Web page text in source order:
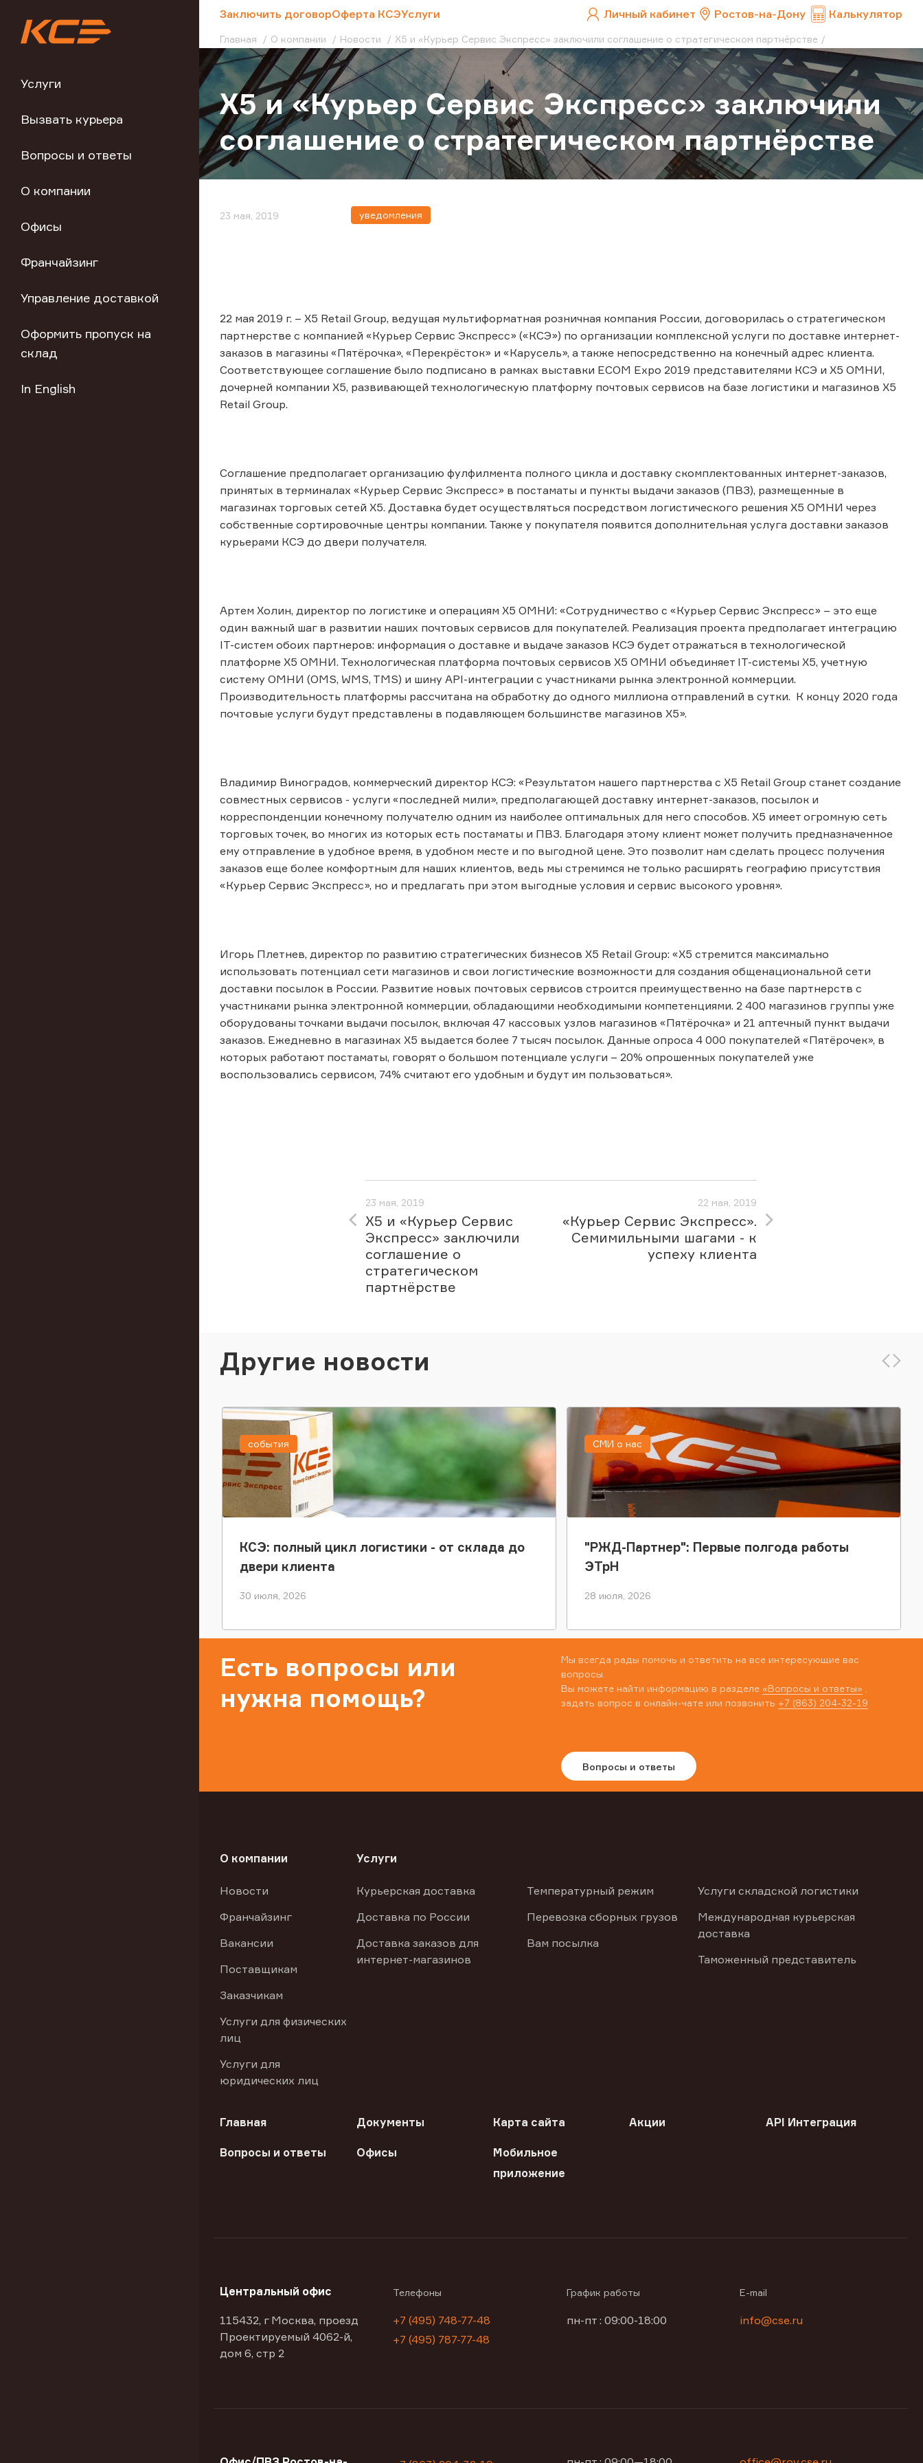
Услуги
Вызвать курьера
Вопросы и ответы
О компании
Офисы
Франчайзинг
Управление доставкой
Оформить пропуск на
склад
In English
Заключить договорОферта КСЭУслуги Личный кабинет Ростов-на-Дону Калькулятор
Главная О компании Новости X5 и «Курьер Сервис Экспресс» заключили соглашение о стратегическом партнёрстве
X5 и «Курьер Сервис Экспресс» заключили
соглашение о стратегическом партнёрстве
23 мая, 2019 уведомления
22 мая 2019 г. – X5 Retail Group, ведущая мультиформатная розничная компания России, договорилась о стратегическом
партнерстве с компанией «Курьер Сервис Экспресс» («КСЭ») по организации комплексной услуги по доставке интернет-
заказов в магазины «Пятёрочка», «Перекрёсток» и «Карусель», а также непосредственно на конечный адрес клиента.
Соответствующее соглашение было подписано в рамках выставки ECOM Expo 2019 представителями КСЭ и Х5 ОМНИ,
дочерней компании X5, развивающей технологическую платформу почтовых сервисов на базе логистики и магазинов X5
Retail Group.
Соглашение предполагает организацию фулфилмента полного цикла и доставку скомплектованных интернет-заказов,
принятых в терминалах «Курьер Сервис Экспресс» в постаматы и пункты выдачи заказов (ПВЗ), размещенные в
магазинах торговых сетей X5. Доставка будет осуществляться посредством логистического решения Х5 ОМНИ через
собственные сортировочные центры компании. Также у покупателя появится дополнительная услуга доставки заказов
курьерами КСЭ до двери получателя.
Артем Холин, директор по логистике и операциям Х5 ОМНИ: «Сотрудничество с «Курьер Сервис Экспресс» – это еще
один важный шаг в развитии наших почтовых сервисов для покупателей. Реализация проекта предполагает интеграцию
IT-систем обоих партнеров: информация о доставке и выдаче заказов КСЭ будет отражаться в технологической
платформе X5 ОМНИ. Технологическая платформа почтовых сервисов Х5 ОМНИ объединяет IT-системы Х5, учетную
систему ОМНИ (OMS, WMS, TMS) и шину API-интеграции с участниками рынка электронной коммерции.
Производительность платформы рассчитана на обработку до одного миллиона отправлений в сутки. К концу 2020 года
почтовые услуги будут представлены в подавляющем большинстве магазинов Х5».
Владимир Виноградов, коммерческий директор КСЭ: «Результатом нашего партнерства с X5 Retail Group станет создание
совместных сервисов - услуги «последней мили», предполагающей доставку интернет-заказов, посылок и
корреспонденции конечному получателю одним из наиболее оптимальных для него способов. Х5 имеет огромную сеть
торговых точек, во многих из которых есть постаматы и ПВЗ. Благодаря этому клиент может получить предназначенное
ему отправление в удобное время, в удобном месте и по выгодной цене. Это позволит нам сделать процесс получения
заказов еще более комфортным для наших клиентов, ведь мы стремимся не только расширять географию присутствия
«Курьер Сервис Экспресс», но и предлагать при этом выгодные условия и сервис высокого уровня».
Игорь Плетнев, директор по развитию стратегических бизнесов X5 Retail Group: «X5 стремится максимально
использовать потенциал сети магазинов и свои логистические возможности для создания общенациональной сети
доставки посылок в России. Развитие новых почтовых сервисов строится преимущественно на базе партнерств с
участниками рынка электронной коммерции, обладающими необходимыми компетенциями. 2 400 магазинов группы уже
оборудованы точками выдачи посылок, включая 47 кассовых узлов магазинов «Пятёрочка» и 21 аптечный пункт выдачи
заказов. Ежедневно в магазинах Х5 выдается более 7 тысяч посылок. Данные опроса 4 000 покупателей «Пятёрочек», в
которых работают постаматы, говорят о большом потенциале услуги – 20% опрошенных покупателей уже
воспользовались сервисом, 74% считают его удобным и будут им пользоваться».
23 мая, 2019
X5 и «Курьер Сервис
Экспресс» заключили
соглашение о
стратегическом
партнёрстве
22 мая, 2019
«Курьер Сервис Экспресс».
Семимильными шагами - к
успеху клиента
Другие новости
КСЭ: полный цикл логистики - от склада до
двери клиента
30 июля, 2026
события
"РЖД-Партнер": Первые полгода работы
ЭТрН
28 июля, 2026
СМИ о нас
Есть вопросы или
нужна помощь?
Мы всегда рады помочь и ответить на все интересующие вас
вопросы.
Вы можете найти информацию в разделе «Вопросы и ответы»
задать вопрос в онлайн-чате или позвонить +7 (863) 204-32-19
Вопросы и ответы
О компании
Новости
Франчайзинг
Вакансии
Поставщикам
Заказчикам
Услуги для физических
лиц
Услуги для
юридических лиц
Услуги
Курьерская доставка
Доставка по России
Доставка заказов для
интернет-магазинов
Температурный режим
Перевозка сборных грузов
Вам посылка
Услуги складской логистики
Международная курьерская
доставка
Таможенный представитель
Главная Документы Карта сайта Акции API Интеграция
Вопросы и ответы Офисы
Мобильное
приложение
Центральный офис
115432, г Москва, проезд
Проектируемый 4062-й,
дом 6, стр 2
Телефоны
+7 (495) 748-77-48
+7 (495) 787-77-48
График работы
пн-пт : 09:00-18:00
E-mail
info@cse.ru